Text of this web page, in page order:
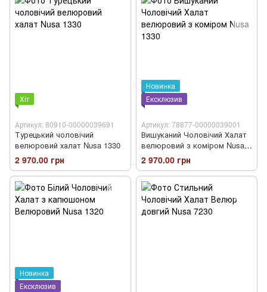
Хіт
Артикул: 80910-00000039691
Турецький чоловічий
велюровий халат Nusa 1330
2 970.00 грн
Новинка
Ексклюзив
Артикул: 78877-00000039001
Вишуканий Чоловічий Халат
велюровий з коміром Nusa
1330
2 970.00 грн
Новинка
Ексклюзив